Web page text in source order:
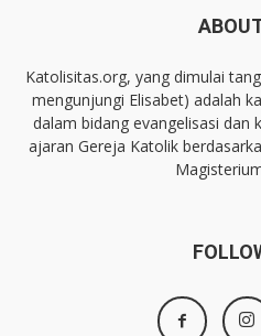
Katolisitas.org, yang dimulai
mengunjungi Elisabet) adalah
dalam bidang evangelisasi dan
ajaran Gereja Katolik